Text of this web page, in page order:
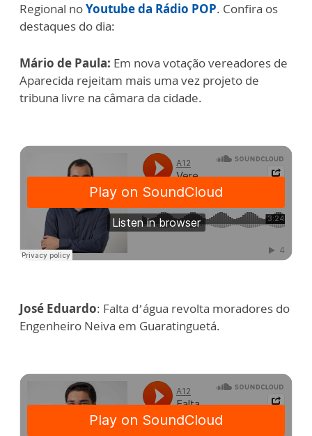
Regional noYoutube da Rádio POP. Confira os
destaques do dia:
Mário de Paula: Em nova votação vereadores de
Aparecida rejeitam mais uma vez projeto de
tribuna livre na câmara da cidade.
José Eduardo: Falta d’água revolta moradores do
Engenheiro Neiva em Guaratinguetá.